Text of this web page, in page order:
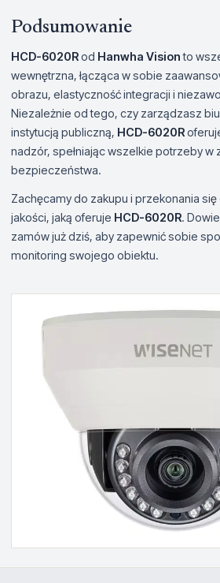
Podsumowanie
HCD-6020Rod Hanwha Visionto
wewnętrzna, łącząca w sobie
obrazu, elastyczność integracji i
Niezależnie od tego, czy zarządzasz
instytucją publiczną, HCD-6020R
nadzór, spełniając wszelkie potrzeby w
bezpieczeństwa.
Zachęcamy do zakupu i przekonania
jakości, jaką oferuje HCD-6020R.
zamów już dziś, aby zapewnić sobie
monitoring swojego obiektu.